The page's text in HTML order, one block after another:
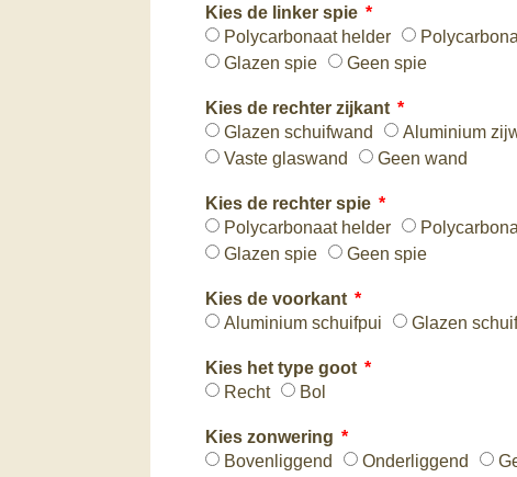
Kies de linker spie
Polycarbonaat helder
Glazen spie
Geen spie
Kies de rechter zijkant
Glazen schuifwand
Aluminium
Vaste glaswand
Geen wand
Kies de rechter spie
Polycarbonaat helder
Glazen spie
Geen spie
Kies de voorkant
Aluminium schuifpui
Glazen
Kies het type goot
Recht
Bol
Kies zonwering
Bovenliggend
Onderliggend